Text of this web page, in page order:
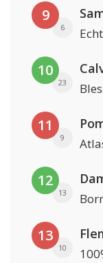
9
6
10
23
11
9
12
13
13
10